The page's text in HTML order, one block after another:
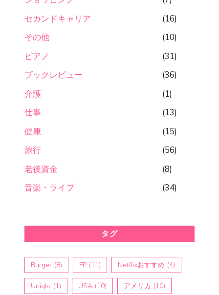
セカンドキャリア
(16)
その他
(10)
ピアノ
(31)
ブックレビュー
(36)
介護
(1)
仕事
(13)
健康
(15)
旅行
(56)
老後資金
(8)
音楽・ライブ
(34)
タグ
Burger (8) FP (11) Netflixおすすめ (4)
Uniqlo (1) USA (10) アメリカ (10)